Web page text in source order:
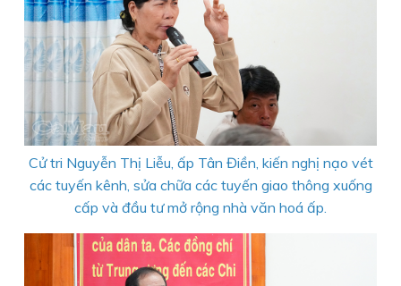
Cử tri Nguyễn Thị Liễu, ấp Tân Điền, kiến nghị nạo vét
các tuyến kênh, sửa chữa các tuyến giao thông xuống
cấp và đầu tư mở rộng nhà văn hoá ấp.